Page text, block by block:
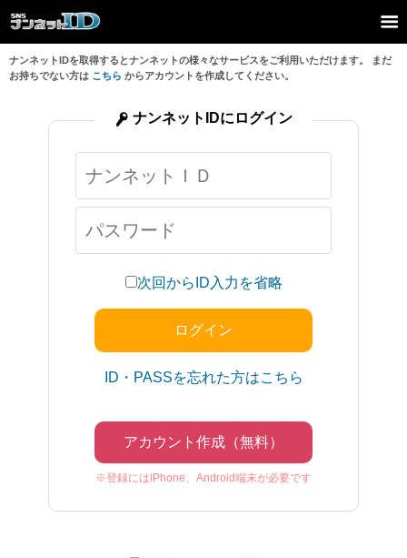
ナンネットIDを取得するとナンネットの様々なサービスをご利用いただけます。 まだ
お持ちでない方は こちら からアカウントを作成してください。
次回からID入力を省略
ID・PASSを忘れた方はこちら
アカウント作成（無料）
※登録にはiPhone、Android端末が必要です
ナンネットIDにログイン